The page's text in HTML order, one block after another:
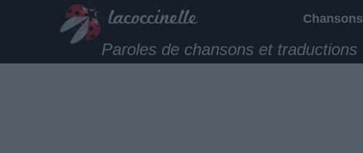
Chansons
Paroles de chansons et traductions